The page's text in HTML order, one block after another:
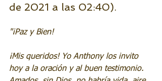
de 2021 a las 02:40).
"¡Paz y Bien!
¡Mis queridos! Yo Anthony los invito
hoy a la oración y al buen testimonio.